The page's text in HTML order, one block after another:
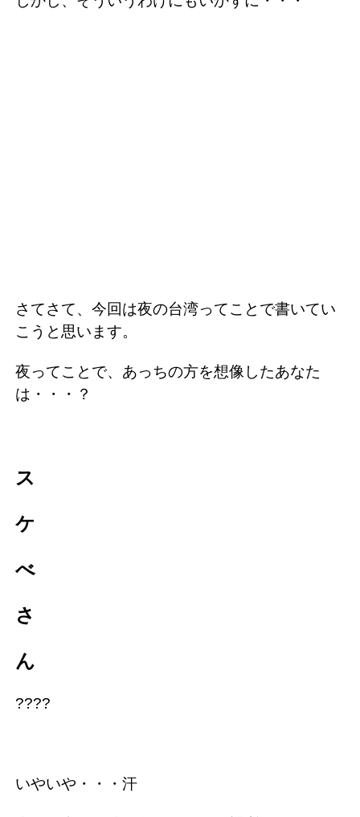
さてさて、今回は夜の台湾ってことで書いてい
こうと思います。
夜ってことで、あっちの方を想像したあなた
は・・・？
ス
ケ
べ
さ
ん
????
いやいや・・・汗